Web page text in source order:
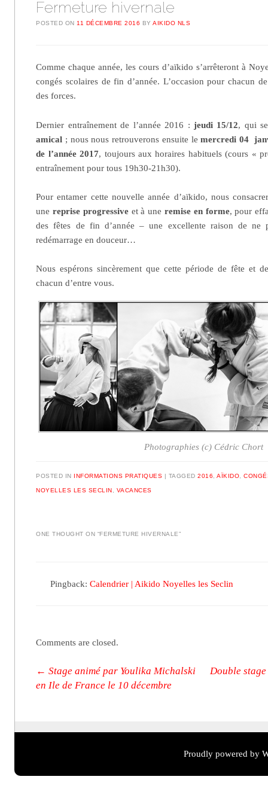
Fermeture hivernale
POSTED ON11 DÉCEMBRE 2016 BYAIKIDO NLS
Comme chaque année, les cours d’aïkido s’arrêteront à
congés scolaires de fin d’année. L’occasion pour chacun
des forces.
Dernier entraînement de l’année 2016 : jeudi 15/12, qui
amical ; nous nous retrouverons ensuite lemercredi 04
de l’année 2017, toujours aux horaires habituels (cours «
entraînement pour tous 19h30-21h30).
Pour entamer cette nouvelle année d’aïkido, nous
unereprise progressiveet à uneremise en forme, pour
des fêtes de fin d’année – une excellente raison de ne
redémarrage en douceur…
Nous espérons sincèrement que cette période de fête et
chacun d’entre vous.
Photographies (c) Cédric Chort
POSTED IN INFORMATIONS PRATIQUES | TAGGED2016 ,AÏKIDO ,
NOYELLES LES SECLIN VACANCES
ONE THOUGHT ON “FERMETURE HIVERNALE”
Pingback:Calendrier | Aikido Noyelles les Seclin
Comments are closed.
Post navigation
← Stage animé par Youlika Michalski
en Ile de France le 10 décembre
Double
Proudly powered by